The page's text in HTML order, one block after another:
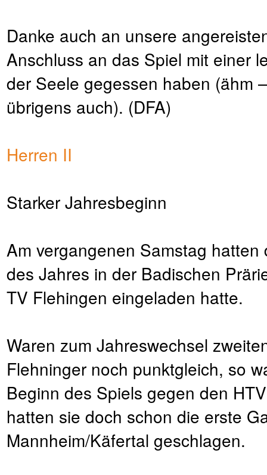
Danke auch an unsere
Anschluss an das Spiel mit einer
der Seele gegessen haben (ähm
übrigens auch). (DFA)
Herren II
Starker Jahresbeginn
Am vergangenen Samstag
des Jahres in der Badischen
TV Flehingen eingeladen hatte.
Waren zum Jahreswechsel
Flehninger noch punktgleich, so
Beginn des Spiels gegen den
hatten sie doch schon die erste
Mannheim/Käfertal geschlagen.